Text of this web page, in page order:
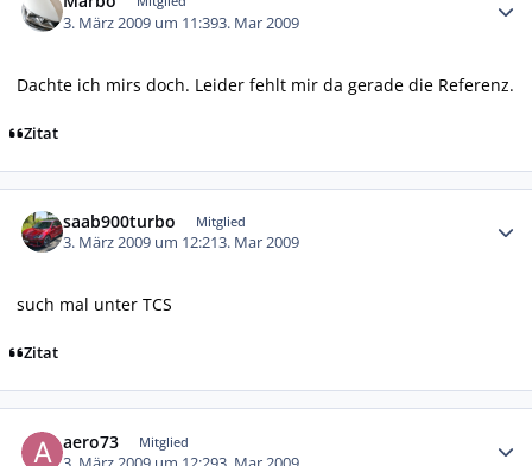
3. März 2009 um 11:393. Mar 2009
Dachte ich mirs doch. Leider fehlt mir da gerade die Referenz.
Zitat
saab900turbo Mitglied
3. März 2009 um 12:213. Mar 2009
such mal unter TCS
Zitat
aero73 Mitglied